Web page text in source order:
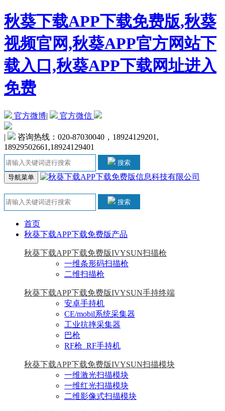
秋葵下载APP下载免费版,秋葵
视频官网,秋葵APP官方网站下
载入口,秋葵APP下载网址进入
免费
官方微博| 官方微信
|
咨询热线：020-87030040，18924129201,
18929502661,18924129401
搜索
导航菜单
搜索
首页
秋葵下载APP下载免费版产品
秋葵下载APP下载免费版IVYSUN扫描枪
一维条形码扫描枪
二维扫描枪
秋葵下载APP下载免费版IVYSUN手持终端
安卓手持机
CE/mobil系统采集器
工业抗摔采集器
巴枪
RF枪_RF手持机
秋葵下载APP下载免费版IVYSUN扫描模块
一维激光扫描模块
一维红光扫描模块
二维影像式扫描模块